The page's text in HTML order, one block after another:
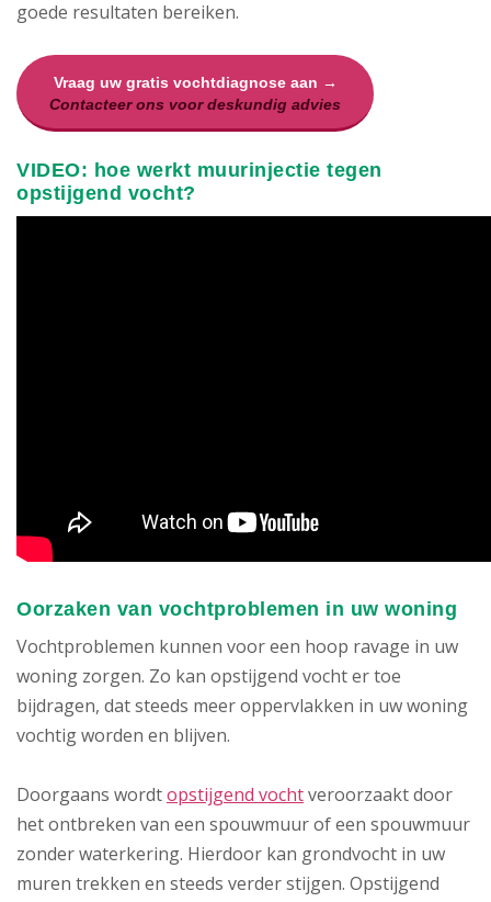
goede resultaten bereiken.
Vraag uw gratis vochtdiagnose aan →
Contacteer ons voor deskundig advies
VIDEO: hoe werkt muurinjectie tegen
opstijgend vocht?
Oorzaken van vochtproblemen in uw woning
Vochtproblemen kunnen voor een hoop ravage in uw
woning zorgen. Zo kan opstijgend vocht er toe
bijdragen, dat steeds meer oppervlakken in uw woning
vochtig worden en blijven.
Doorgaans wordtopstijgend vochtveroorzaakt door
het ontbreken van een spouwmuur of een spouwmuur
zonder waterkering. Hierdoor kan grondvocht in uw
muren trekken en steeds verder stijgen. Opstijgend